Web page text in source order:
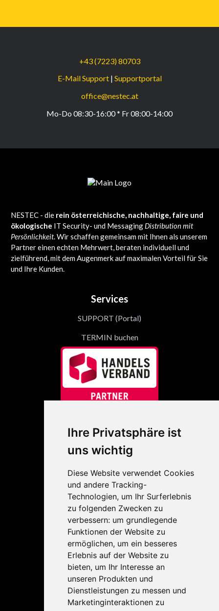
Ihre Privatsphäre ist
uns wichtig
Diese Website verwendet Cookies
und andere Tracking-
Technologien, um Ihr Surferlebnis
zu folgenden Zwecken zu
verbessern: um grundlegende
Funktionen der Website zu
ermöglichen, um ein besseres
Erlebnis auf der Website zu
bieten, um Ihr Interesse an
unseren Produkten und
Dienstleistungen zu messen und
Marketinginteraktionen zu
+43 (7223) 80703
E-Mail Support| Supportportal
office@nestec.at
Mo-Do 08:30-16:00 * Fr 08:00-14:00
NESTEC - die rein österreichische, nachhaltige, faire und
ökologische IT Security- und Messaging Distribution mit
Persönlichkeit. Wir schaffen gemeinsam mit Ihnen als unserem
Partner einen echten Mehrwert, beraten individuell und
zielführend, mit dem Augenmerk auf maximalen Vorteil für Sie
und Ihre Kunden.
Services
SUPPORT (Portal)
TERMIN buchen
Links
Das Unternehmen
Kontakt
Impressum, AGB & Datenschutz
Produkte
ManageEngine
ESET
Altaro
lywand Software